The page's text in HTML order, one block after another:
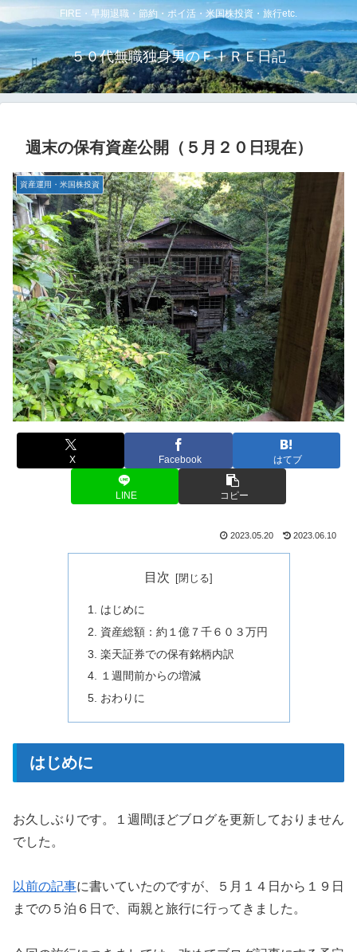
FIRE・早期退職・節約・ポイ活・米国株投資・旅行etc.
５０代無職独身男のＦＩＲＥ日記
週末の保有資産公開（５月２０日現在）
資産運用・米国株投資
X Facebook はてブ
LINE コピー
2023.05.20 2023.06.10
目次
はじめに
資産総額：約１億７千６０３万円
楽天証券での保有銘柄内訳
１週間前からの増減
おわりに
はじめに
お久しぶりです。１週間ほどブログを更新しておりません
でした。
以前の記事に書いていたのですが、５月１４日から１９日
までの５泊６日で、両親と旅行に行ってきました。